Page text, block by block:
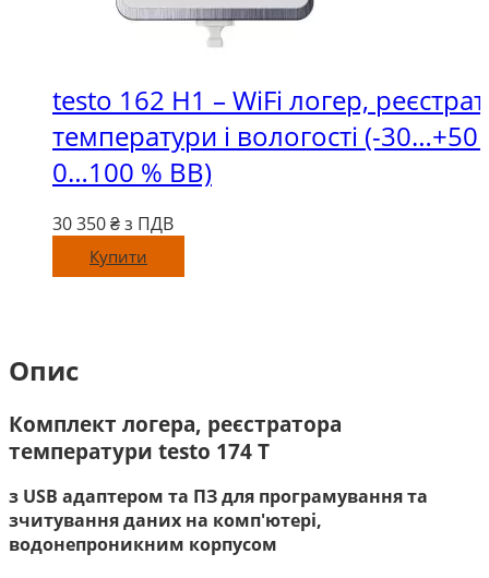
testo 162 H1 – WiFi логер,
температури і вологості (-30…+50
0…100 % ВВ)
30 350₴ з ПДВ
Купити
Опис
Комплект логера, реєстратора
температури testo 174 Т
з USB адаптером та ПЗ для програмування та
зчитування даних на комп'ютері,
водонепроникним корпусом